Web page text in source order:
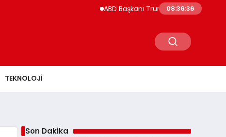
ABD Başkanı Trump’ın Helikopteri Havada
08:36:37
TEKNOLOJI
Son Dakika